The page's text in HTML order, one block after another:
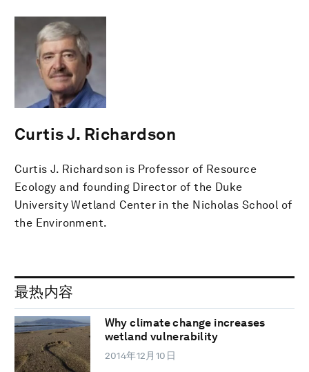
Curtis J. Richardson
Curtis J. Richardson is Professor of Resource
Ecology and founding Director of the Duke
University Wetland Center in the Nicholas School of
the Environment.
最热内容
Why climate change increases
wetland vulnerability
2014年12月10日